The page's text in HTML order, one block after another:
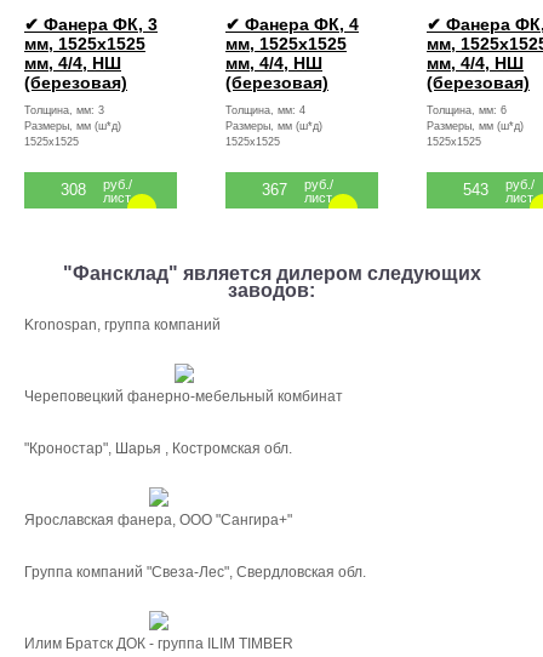
✔ Фанера ФК, 3
мм, 1525x1525
мм, 4/4, НШ
(березовая)
Толщина, мм: 3
Размеры, мм (ш*д)
1525x1525
308
руб./
лист
✔ Фанера ФК, 4
мм, 1525x1525
мм, 4/4, НШ
(березовая)
Толщина, мм: 4
Размеры, мм (ш*д)
1525x1525
367
руб./
лист
✔ Фанера
мм,
мм, 4/4, НШ
(березовая)
Толщина, мм: 6
Размеры, мм (ш*д)
1525x1525
543
руб./
лист
"Фансклад" является дилером следующих
заводов:
Kronospan, группа компаний
Череповецкий фанерно-мебельный комбинат
"Кроностар", Шарья , Костромская обл.
Ярославская фанера, ООО "Сангира+"
Группа компаний "Свеза-Лес", Свердловская обл.
Илим Братск ДОК - группа ILIM TIMBER